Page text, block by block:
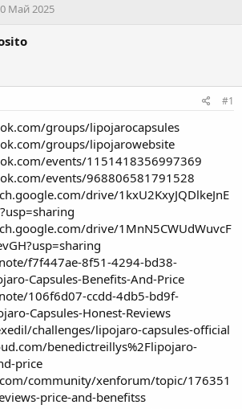
Май 2025
#1
groups/lipojarocapsules
groups/lipojarowebsite
events/1151418356997369
events/968806581791528
drive/1kxU2KxyJQDlkeJnE
drive/1MnN5CWUdWuvcF
g
f7f447ae-8f51-4294-bd38-
Capsules-Benefits-And-Price
106f6d07-ccdd-4db5-bd9f-
Capsules-Honest-Reviews
challenges/lipojaro-capsules-official
benedictreillys%2Flipojaro-
price
community/xenforum/topic/176351
price-and-benefitss